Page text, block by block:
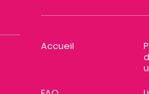
Accueil